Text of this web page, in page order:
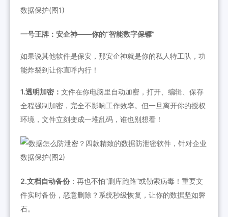
一号王牌：安企神——你的“智能数字保镖”
如果说其他软件是保安，那安企神就是你的私人特工队，功
能炸裂到让你直呼内行！
1.透明加密： 文件在你电脑里自动加密，打开、编辑、保存
全程强制加密，完全不影响工作效率。但一旦离开你的授权
环境，文件立刻变成一堆乱码，谁也别想看！
2.文档自动备份：再也不怕“删库跑路”或勒索病毒！重要文
件实时备份，恶意删除？系统秒级恢复，让你的数据坚如磐
石。